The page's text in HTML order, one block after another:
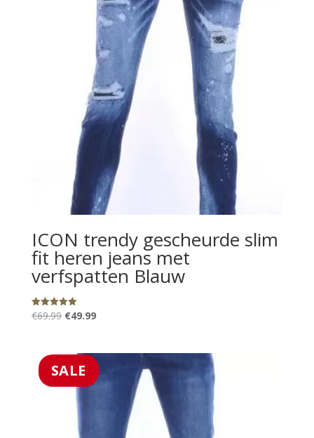
ICON trendy gescheurde slim
fit heren jeans met
verfspatten Blauw
Gewaardeerd
5.00
€69.99 Oorspronkelijke
€69.99.
€49.99Huidige
€49.99.
SALE